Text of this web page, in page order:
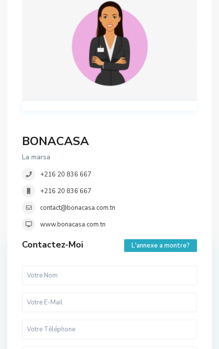
BONACASA
La marsa
+216 20 836 667
+216 20 836 667
contact@bonacasa.com.tn
www.bonacasa.com.tn
Contactez-Moi L'annexe a montre?